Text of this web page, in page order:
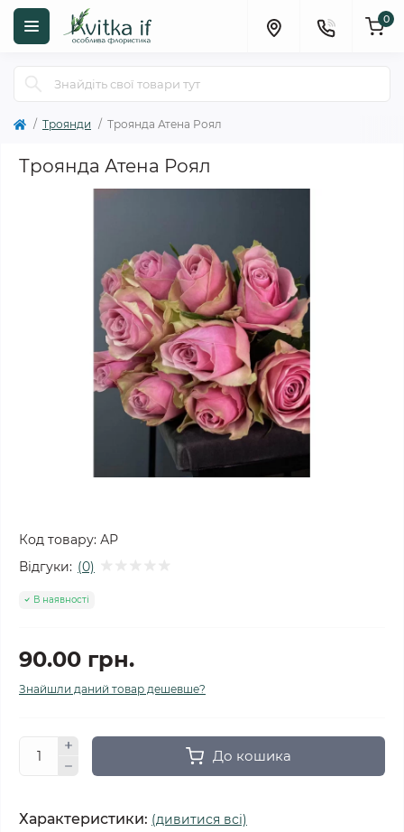
0
Троянди Троянда Атена Роял
Троянда Атена Роял
Код товару: АР
Відгуки: (0)
В наявності
90.00 грн.
Знайшли даний товар дешевше?
До кошика
Характеристики: (дивитися всі)